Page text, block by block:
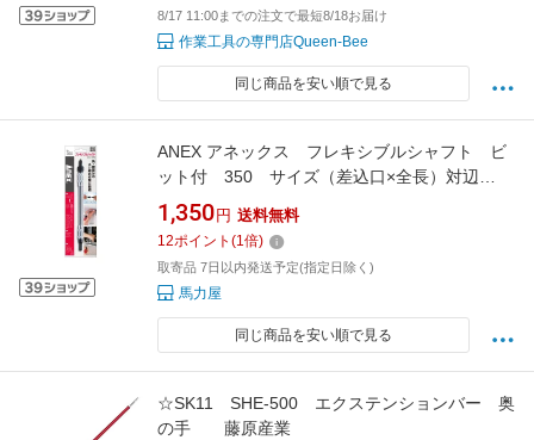
8/17 11:00までの注文で最短8/18お届け
作業工具の専門店Queen-Bee
同じ商品を安い順で見る
ANEX アネックス フレキシブルシャフト ビ
ット付 350 サイズ（差込口×全長）対辺
6.35mm六角軸 全長30mm以上
1,350 円 送料無料
12ポイント (1倍)
取寄品 7日以内発送予定(指定日除く)
馬力屋
同じ商品を安い順で見る
☆SK11 SHE-500 エクステンションバー 奥
の手 藤原産業